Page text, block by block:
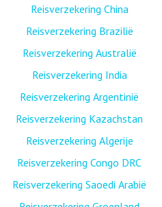
Reisverzekering China
Reisverzekering Brazilië
Reisverzekering Australië
Reisverzekering India
Reisverzekering Argentinië
Reisverzekering Kazachstan
Reisverzekering Algerije
Reisverzekering Congo DRC
Reisverzekering Saoedi Arabië